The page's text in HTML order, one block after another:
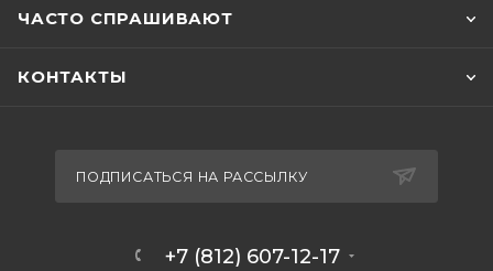
ЧАСТО СПРАШИВАЮТ
КОНТАКТЫ
ПОДПИСАТЬСЯ НА РАССЫЛКУ
+7 (812) 607-12-17